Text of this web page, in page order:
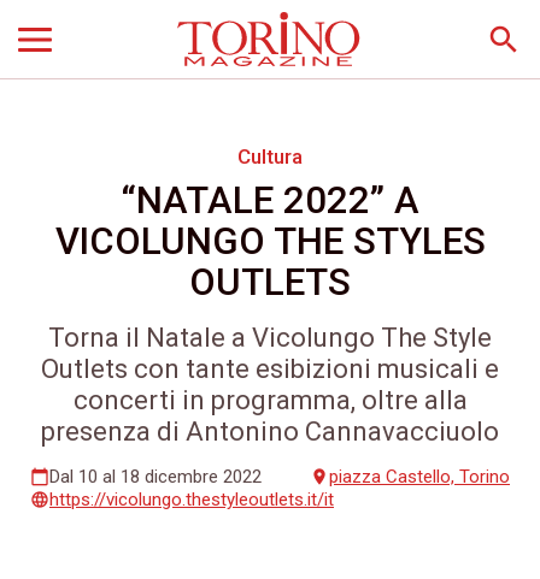
search
Cultura
“NATALE 2022” A
VICOLUNGO THE STYLES
OUTLETS
Torna il Natale a Vicolungo The Style
Outlets con tante esibizioni musicali e
concerti in programma, oltre alla
presenza di Antonino Cannavacciuolo
calendar_todayDal 10 al 18 dicembre 2022 placepiazza Castello, Torino
languagehttps://vicolungo.thestyleoutlets.it/it